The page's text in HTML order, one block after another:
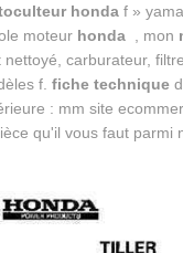
hondaf »
moteur honda, mon
nettoyé, carburateur,
f. fiche technique
: mm site
qu'il vous faut parmi